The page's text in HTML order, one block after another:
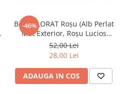
-46%
Bol COLORAT Roșu (Alb Perlat
Mat Exterior, Roșu Lucios
Interior)
52,00 Lei
28,00 Lei
ADAUGA IN COS